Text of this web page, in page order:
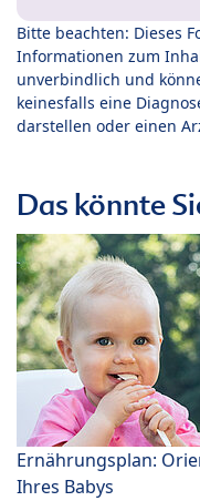
Bitte beachten: Dieses
Informationen zum
unverbindlich und
keinesfalls eine
darstellen oder einen
Das könnte
Ernährungsplan:
Ihres Babys